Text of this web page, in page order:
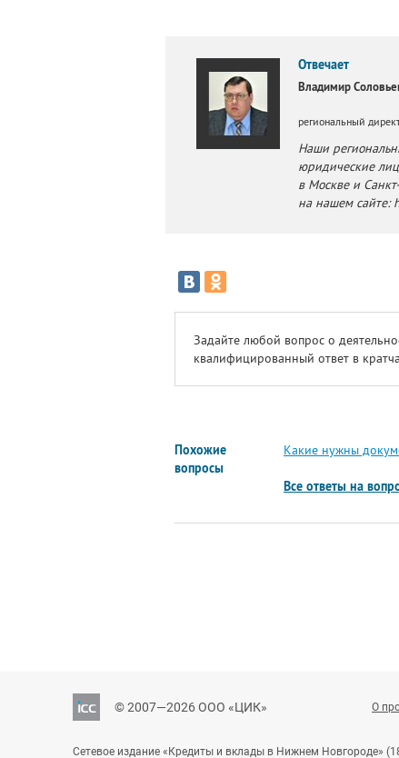
Отвечает
Владимир
региональный
Наши
юридические
в Москве и
на нашем
Задайте любой вопрос о
квалифицированный ответ в
Похожие
вопросы
Какие нужны
Все ответы на
© 2007—2026 ООО «ЦИК» О
Сетевое издание «Кредиты и вклады в Нижнем Новгороде»